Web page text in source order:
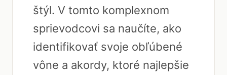
štýl. V tomto komplexnom
sprievodcovi sa naučíte, ako
identifikovať svoje obľúbené
vône a akordy, ktoré najlepšie